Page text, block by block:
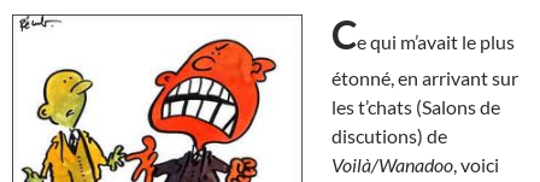
Ce qui m’avait le plus
étonné, en arrivant sur
les t’chats (Salons de
discutions) de
Voilà/Wanadoo , voici